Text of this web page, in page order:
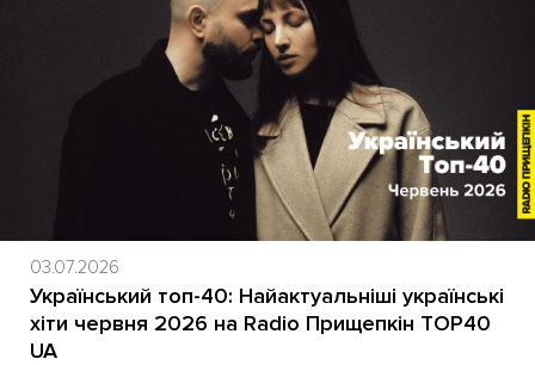
03.07.2026
Український топ-40: Найактуальніші українські
хіти червня 2026 на Radio Прищепкін TOP40
UA